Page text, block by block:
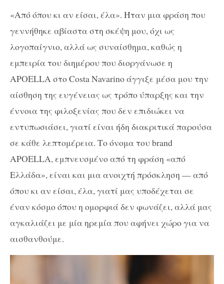
«Από όπου κι αν είσαι, έλα». Ήταν μια φράση που
γεννήθηκε αβίαστα στη σκέψη μου, όχι ως
λογοπαίγνιο, αλλά ως συναίσθημα, καθώς η
εμπειρία του διημέρου που διοργάνωσε η
APOELLA στο Costa Navarino άγγιξε μέσα μου την
αίσθηση της ευγένειας ως τρόπο ύπαρξης και την
έννοια της φιλοξενίας που δεν επιδιώκει να
εντυπωσιάσει, γιατί είναι ήδη διακριτικά παρούσα
σε κάθε λεπτομέρεια. Το όνομα του brand
APOELLA, εμπνευσμένο από τη φράση «από
Ελλάδα», είναι και μια ανοιχτή πρόσκληση — από
όπου κι αν είσαι, έλα, γιατί μας υποδέχεται σε
έναν κόσμο όπου η ομορφιά δεν φωνάζει, αλλά μας
αγκαλιάζει με μία ηρεμία που αφήνει χώρο για να
αισθανθούμε.